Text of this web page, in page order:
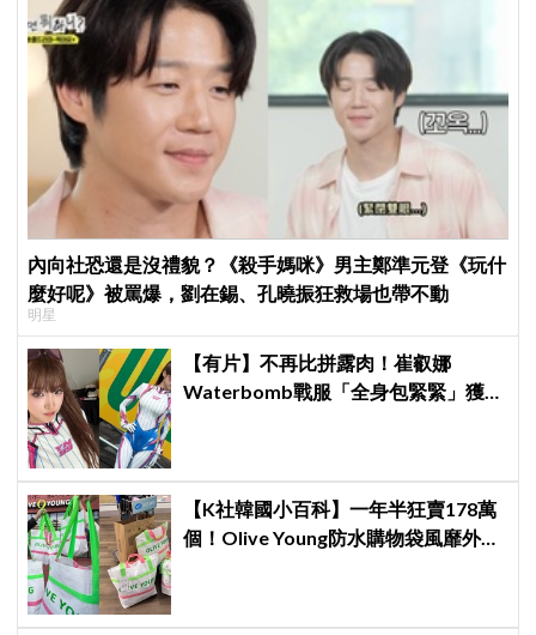
內向社恐還是沒禮貌？《殺手媽咪》男主鄭準元登《玩什
麼好呢》被罵爆，劉在錫、孔曉振狂救場也帶不動
明星
【有片】不再比拼露肉！崔叡娜
Waterbomb戰服「全身包緊緊」獲好
【K社韓國小百科】一年半狂賣178萬
個！Olive Young防水購物袋風靡外國